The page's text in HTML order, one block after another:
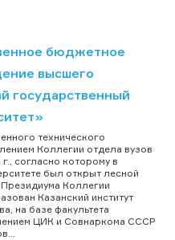
бюджетное
высшего
государственный
технического
Коллегии отдела вузов
согласно которому в
был открыт лесной
Коллегии
Казанский институт
на базе факультета
ЦИК и Совнаркома СССР